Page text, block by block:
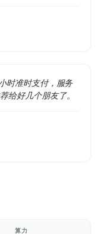
时准时支付，服务
给好几个朋友了。
算力